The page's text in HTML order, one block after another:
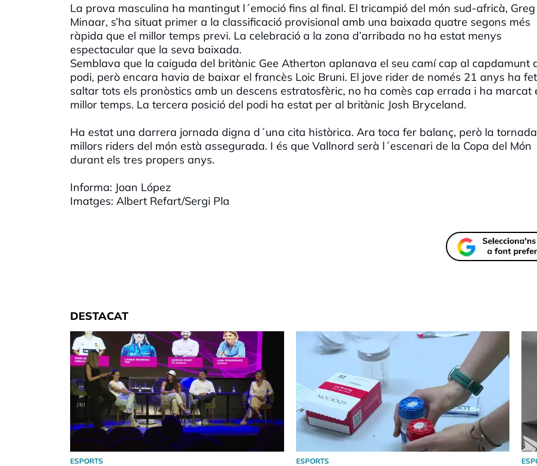
La prova masculina ha mantingut l´emoció fins al final. El tricampió del món sud-africà, Greg
Minaar, s’ha situat primer a la classificació provisional amb una baixada quatre segons més
ràpida que el millor temps previ. La celebració a la zona d’arribada no ha estat menys
espectacular que la seva baixada.
Semblava que la caiguda del britànic Gee Atherton aplanava el seu camí cap al capdamunt
podi, però encara havia de baixar el francès Loic Bruni. El jove rider de només 21 anys ha fet
saltar tots els pronòstics amb un descens estratosfèric, no ha comès cap errada i ha marcat
millor temps. La tercera posició del podi ha estat per al britànic Josh Bryceland.
Ha estat una darrera jornada digna d´una cita històrica. Ara toca fer balanç, però la
millors riders del món està assegurada. I és que Vallnord serà l´escenari de la Copa del Món
durant els tres propers anys.
Informa: Joan López
Imatges: Albert Refart/Sergi Pla
DESTACAT
ESPORTS ESPORTS